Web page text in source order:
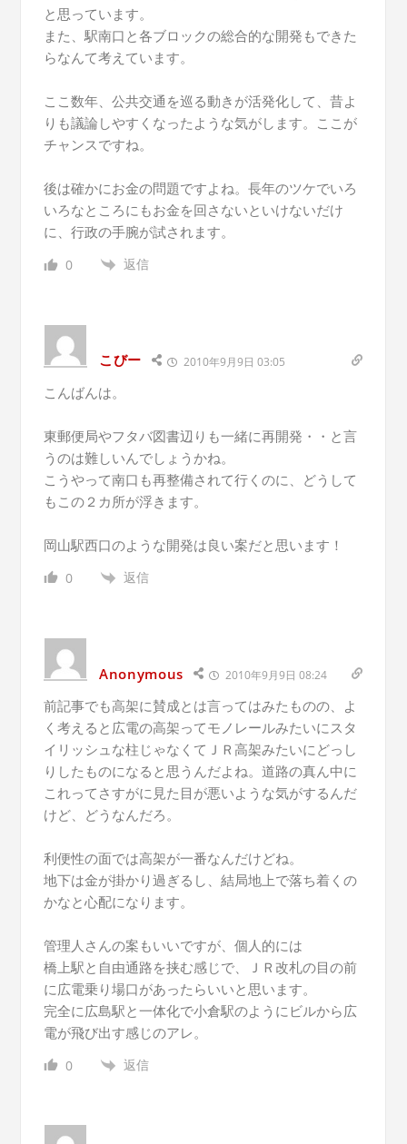
と思っています。
また、駅南口と各ブロックの総合的な開発もできた
らなんて考えています。
ここ数年、公共交通を巡る動きが活発化して、昔よ
りも議論しやすくなったような気がします。ここが
チャンスですね。
後は確かにお金の問題ですよね。長年のツケでいろ
いろなところにもお金を回さないといけないだけ
に、行政の手腕が試されます。
0 返信
こびー 2010年9月9日 03:05
こんばんは。
東郵便局やフタバ図書辺りも一緒に再開発・・と言
うのは難しいんでしょうかね。
こうやって南口も再整備されて行くのに、どうして
もこの２カ所が浮きます。
岡山駅西口のような開発は良い案だと思います！
0 返信
Anonymous 2010年9月9日 08:24
前記事でも高架に賛成とは言ってはみたものの、よ
く考えると広電の高架ってモノレールみたいにスタ
イリッシュな柱じゃなくてＪＲ高架みたいにどっし
りしたものになると思うんだよね。道路の真ん中に
これってさすがに見た目が悪いような気がするんだ
けど、どうなんだろ。
利便性の面では高架が一番なんだけどね。
地下は金が掛かり過ぎるし、結局地上で落ち着くの
かなと心配になります。
管理人さんの案もいいですが、個人的には
橋上駅と自由通路を挟む感じで、ＪＲ改札の目の前
に広電乗り場口があったらいいと思います。
完全に広島駅と一体化で小倉駅のようにビルから広
電が飛び出す感じのアレ。
0 返信